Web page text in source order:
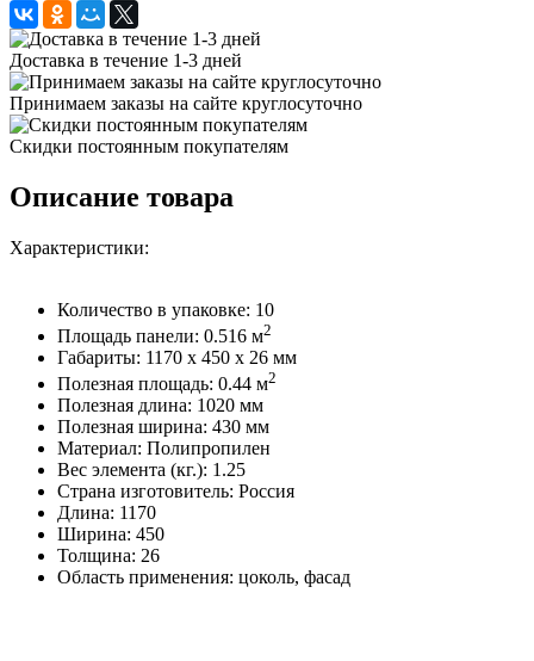
Доставка в течение 1-3 дней
Принимаем заказы на сайте круглосуточно
Скидки постоянным покупателям
Описание товара
Характеристики:
Количество в упаковке: 10
Площадь панели: 0.516 м2
Габариты: 1170 x 450 x 26 мм
Полезная площадь: 0.44 м2
Полезная длина: 1020 мм
Полезная ширина: 430 мм
Материал: Полипропилен
Вес элемента (кг.): 1.25
Страна изготовитель: Россия
Длина: 1170
Ширина: 450
Толщина: 26
Область применения: цоколь, фасад